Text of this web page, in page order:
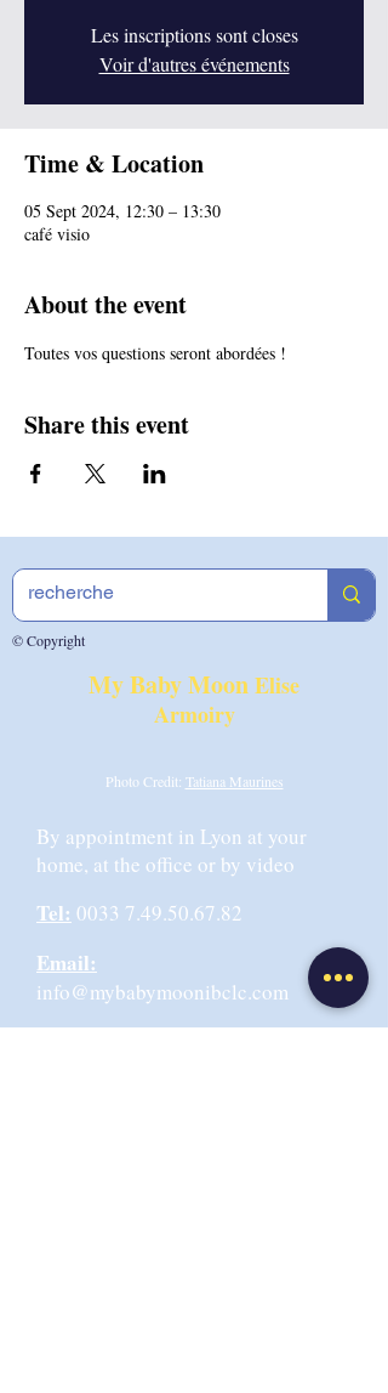
Les inscriptions sont closes
Voir d'autres événements
Time & Location
05 Sept 2024, 12:30 – 13:30
café visio
About the event
Toutes vos questions seront abordées !
Share this event
© Copyright
My Baby MoonElise
Armoiry
Photo Credit: Tatiana Maurines
By appointment in Lyon at your
home, at the office or by video
Tel: 0033 7.49.50.67.82
Email:
info@mybabymoonibclc.com